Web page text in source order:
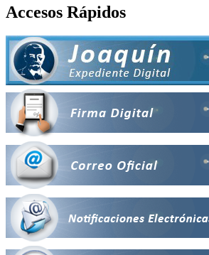
Accesos Rápidos